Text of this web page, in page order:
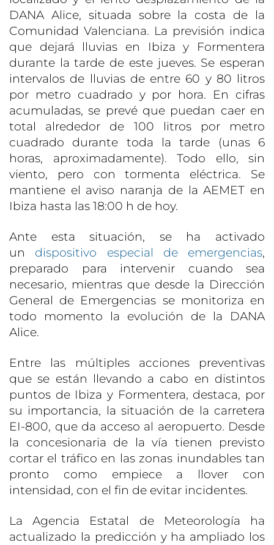
DANA Alice, situada sobre la costa de la
Comunidad Valenciana. La previsión indica
que dejará lluvias en Ibiza y Formentera
durante la tarde de este jueves. Se esperan
intervalos de lluvias de entre 60 y 80 litros
por metro cuadrado y por hora. En cifras
acumuladas, se prevé que puedan caer en
total alrededor de 100 litros por metro
cuadrado durante toda la tarde (unas 6
horas, aproximadamente). Todo ello, sin
viento, pero con tormenta eléctrica. Se
mantiene el aviso naranja de la AEMET en
Ibiza hasta las 18:00 h de hoy.
Ante esta situación, se ha activado
un dispositivo especial de emergencias,
preparado para intervenir cuando sea
necesario, mientras que desde la Dirección
General de Emergencias se monitoriza en
todo momento la evolución de la DANA
Alice.
Entre las múltiples acciones preventivas
que se están llevando a cabo en distintos
puntos de Ibiza y Formentera, destaca, por
su importancia, la situación de la carretera
EI-800, que da acceso al aeropuerto. Desde
la concesionaria de la vía tienen previsto
cortar el tráfico en las zonas inundables tan
pronto como empiece a llover con
intensidad, con el fin de evitar incidentes.
La Agencia Estatal de Meteorología ha
actualizado la predicción y ha ampliado los